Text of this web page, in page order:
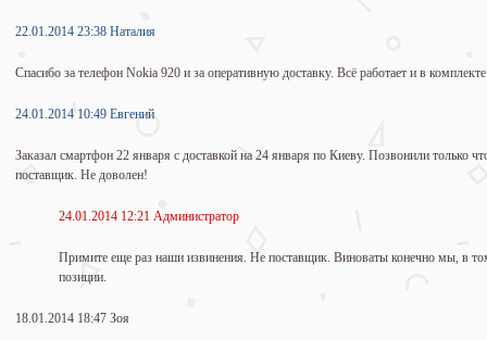
22.01.2014 23:38 Наталия
Спасибо за телефон Nokia 920 и за оперативную доставку. Всё работает и в
24.01.2014 10:49 Евгений
Заказал смартфон 22 января с доставкой на 24 января по Киеву. Позвонили только
поставщик. Не доволен!
24.01.2014 12:21 Администратор
Примите еще раз наши извинения. Не поставщик. Виноваты конечно мы, в
позиции.
18.01.2014 18:47 Зоя